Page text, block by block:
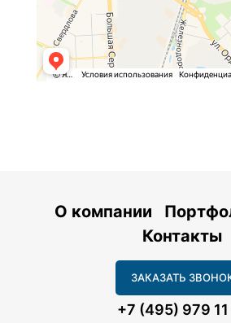
О компании
Контакты
ЗАКАЗАТЬ
+7 (495) 979 11